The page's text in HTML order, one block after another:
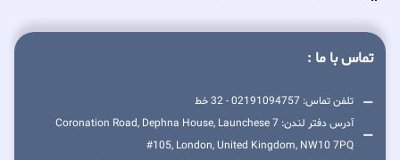
تماس با ما :
تلفن تماس: 02191094757 - 32 خط
آدرس دفتر لندن: 7 Coronation Road, Dephna House, Launchese
#105, London, United Kingdom, NW10 7PQ